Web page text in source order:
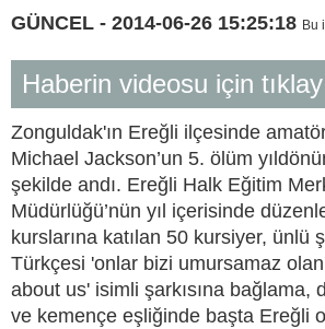
GÜNCEL - 2014-06-26 15:25:18 Bu
Haberin videosu için
Zonguldak'ın Ereğli ilçesinde
Michael Jackson’un 5. ölüm
şekilde andı. Ereğli Halk Eğitim
Müdürlüğü’nün yıl içerisinde
kurslarına katılan 50 kursiyer, ünlü
Türkçesi 'onlar bizi umursamaz
about us' isimli şarkısına bağlama,
ve kemençe eşliğinde başta Ereğli